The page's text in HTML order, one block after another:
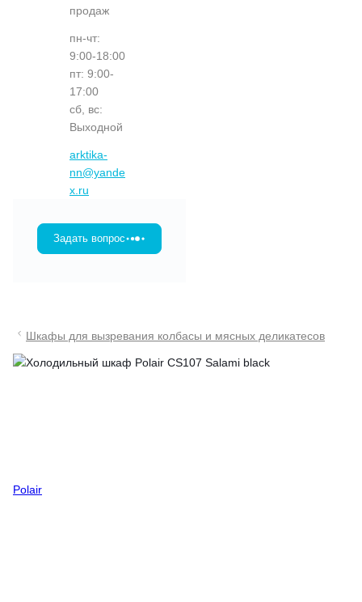
продаж
пн-чт:
9:00-18:00
пт: 9:00-
17:00
сб, вс:
Выходной
arktika-
nn@yande
x.ru
Задать вопрос
Шкафы для вызревания колбасы и мясных деликатесов
Polair